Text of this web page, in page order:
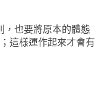
也要將原本的體態
這樣運作起來才會有